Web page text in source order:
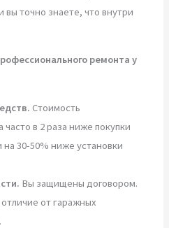
вы точно знаете, что внутри
ремонта у
Стоимость
в 2 раза ниже покупки
30-50% ниже установки
Вы защищены договором.
от гаражных